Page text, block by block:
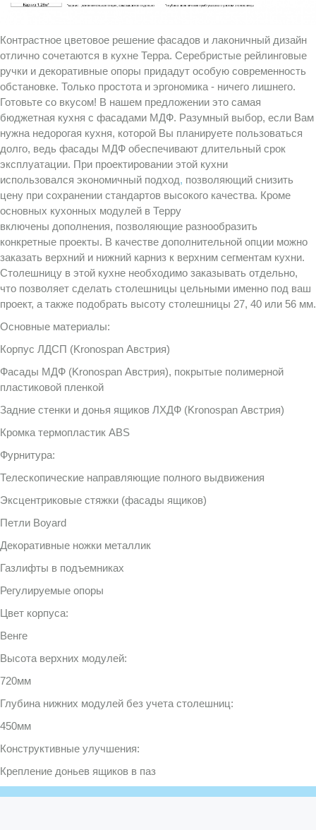
Контрастное цветовое решение фасадов и лаконичный дизайн
отлично сочетаются в кухне Терра. Серебристые рейлинговые
ручки и декоративные опоры придадут особую современность
обстановке. Только простота и эргономика - ничего лишнего.
Готовьте со вкусом! В нашем предложении это самая
бюджетная кухня с фасадами МДФ. Разумный выбор, если Вам
нужна недорогая кухня, которой Вы планируете пользоваться
долго, ведь фасады МДФ обеспечивают длительный срок
эксплуатации. При проектировании этой кухни
использовался экономичный подход, позволяющий снизить
цену при сохранении стандартов высокого качества. Кроме
основных кухонных модулей в Терру
включены дополнения, позволяющие разнообразить
конкретные проекты. В качестве дополнительной опции можно
заказать верхний и нижний карниз к верхним сегментам кухни.
Столешницу в этой кухне необходимо заказывать отдельно,
что позволяет сделать столешницы цельными именно под ваш
проект, а также подобрать высоту столешницы 27, 40 или 56 мм.
Основные материалы:
Корпус ЛДСП (Kronospan Австрия)
Фасады МДФ (Kronospan Австрия), покрытые полимерной
пластиковой пленкой
Задние стенки и донья ящиков ЛХДФ (Kronospan Австрия)
Кромка термопластик ABS
Фурнитура:
Телескопические направляющие полного выдвижения
Эксцентриковые стяжки (фасады ящиков)
Петли Boyard
Декоративные ножки металлик
Газлифты в подъемниках
Регулируемые опоры
Цвет корпуса:
Венге
Высота верхних модулей:
720мм
Глубина нижних модулей без учета столешниц:
450мм
Конструктивные улучшения:
Крепление доньев ящиков в паз